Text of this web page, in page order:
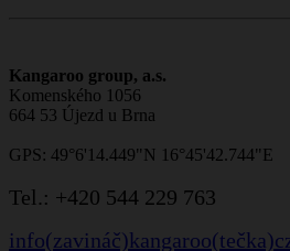
Kangaroo group, a.s.
Komenského 1056
664 53 Újezd u Brna
GPS: 49°6'14.449"N 16°45'42.744"E
Tel.: +420 544 229 763